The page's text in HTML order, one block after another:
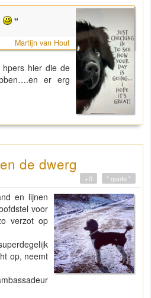
"
Martijn van Hout
hier die de
er erg
de dwerg
" quote "
+0
en lijnen
voor
verzot op
op, neemt